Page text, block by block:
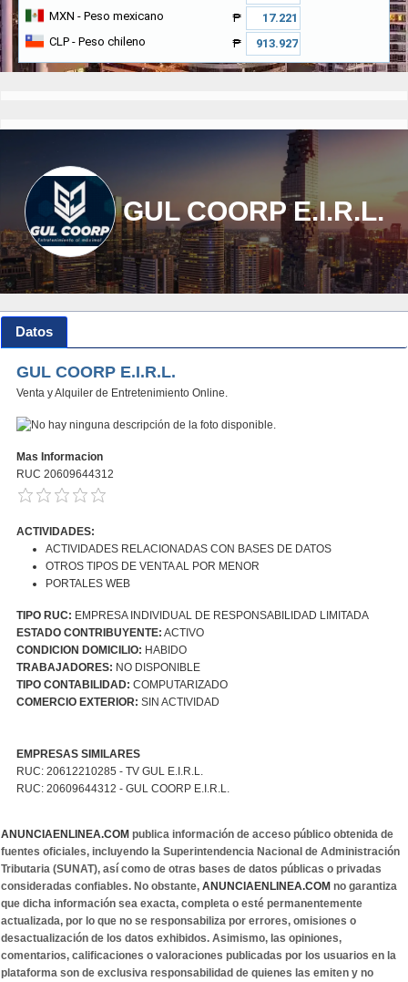
MXN - Peso mexicano
₱
CLP - Peso chileno ₱
GUL COORP E.I.R.L.
Datos
GUL COORP E.I.R.L.
Venta y Alquiler de Entretenimiento Online.
Mas Informacion
RUC 20609644312
ACTIVIDADES:
ACTIVIDADES RELACIONADAS CON BASES DE DATOS
OTROS TIPOS DE VENTA AL POR MENOR
PORTALES WEB
TIPO RUC: EMPRESA INDIVIDUAL DE RESPONSABILIDAD LIMITADA
ESTADO CONTRIBUYENTE: ACTIVO
CONDICION DOMICILIO: HABIDO
TRABAJADORES: NO DISPONIBLE
TIPO CONTABILIDAD: COMPUTARIZADO
COMERCIO EXTERIOR: SIN ACTIVIDAD
EMPRESAS SIMILARES
RUC: 20612210285 - TV GUL E.I.R.L.
RUC: 20609644312 - GUL COORP E.I.R.L.
ANUNCIAENLINEA.COM publica información de acceso público obtenida de
fuentes oficiales, incluyendo la Superintendencia Nacional de Administración
Tributaria (SUNAT), así como de otras bases de datos públicas o privadas
consideradas confiables. No obstante, ANUNCIAENLINEA.COM no garantiza
que dicha información sea exacta, completa o esté permanentemente
actualizada, por lo que no se responsabiliza por errores, omisiones o
desactualización de los datos exhibidos. Asimismo, las opiniones,
comentarios, calificaciones o valoraciones publicadas por los usuarios en la
plataforma son de exclusiva responsabilidad de quienes las emiten y no